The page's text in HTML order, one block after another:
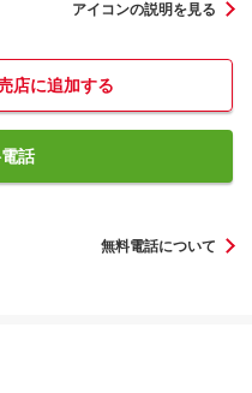
アイコンの説明を見る
店に追加する
話
無料電話について